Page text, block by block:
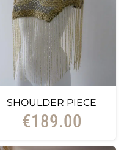
SHOULDER PIECE
€189.00